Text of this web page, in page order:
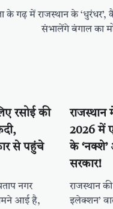
के गढ़ में राजस्थान के ‘धुरंधर’,
संभालेंगे बंगाल का
रसोई की
से पहुंचे
नगर
आई है,
राजस्थान
2026 में
के ‘नक्शे’
सरकार!
राजस्थान
इलेक्शन’